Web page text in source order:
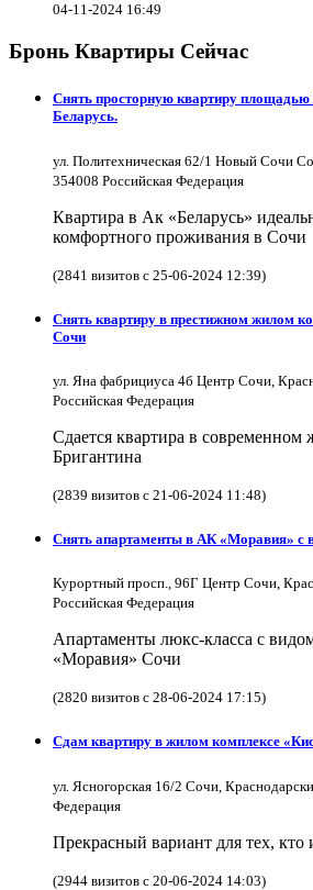
04-11-2024 16:49
Бронь Квартиры Сейчас
Снять просторную квартиру
Беларусь.
ул. Политехническая 62/1 Новый Сочи
354008 Российская Федерация
Квартира в Ак «Беларусь»
комфортного проживания в Сочи
(2841 визитов с 25-06-2024 12:39)
Снять квартиру в престижном жилом
Сочи
ул. Яна фабрициуса 4б Центр Сочи,
Российская Федерация
Сдается квартира в современном
Бригантина
(2839 визитов с 21-06-2024 11:48)
Снять апартаменты в АК «Моравия» с
Курортный просп., 96Г Центр Сочи,
Российская Федерация
Апартаменты люкс-класса с
«Моравия» Сочи
(2820 визитов с 28-06-2024 17:15)
Сдам квартиру в жилом комплексе
ул. Ясногорская 16/2 Сочи,
Федерация
Прекрасный вариант для тех,
(2944 визитов с 20-06-2024 14:03)